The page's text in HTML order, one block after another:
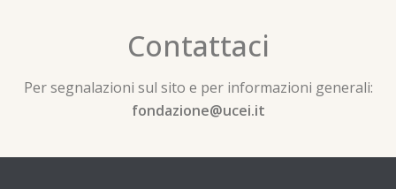
Contattaci
Per segnalazioni sul sito e per informazioni generali:
fondazione@ucei.it